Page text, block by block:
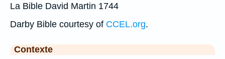
La Bible David Martin 1744
Darby Bible courtesy of CCEL.org.
Contexte